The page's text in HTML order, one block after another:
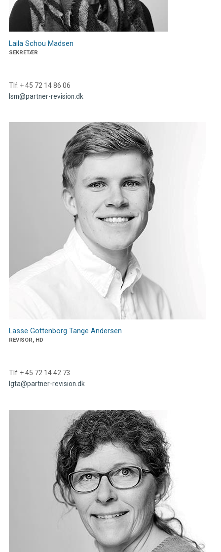
Laila Schou Madsen
SEKRETÆR
Tlf: + 45 72 14 86 06
lsm@partner-revision.dk
Lasse Gottenborg Tange Andersen
REVISOR, HD
Tlf: + 45 72 14 42 73
lgta@partner-revision.dk